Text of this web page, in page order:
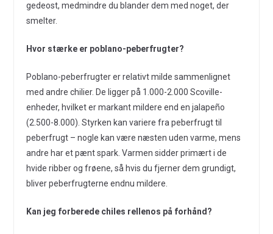
gedeost, medmindre du blander dem med noget, der
smelter.
Hvor stærke er poblano-peberfrugter?
Poblano-peberfrugter er relativt milde sammenlignet
med andre chilier. De ligger på 1.000-2.000 Scoville-
enheder, hvilket er markant mildere end en jalapeño
(2.500-8.000). Styrken kan variere fra peberfrugt til
peberfrugt – nogle kan være næsten uden varme, mens
andre har et pænt spark. Varmen sidder primært i de
hvide ribber og frøene, så hvis du fjerner dem grundigt,
bliver peberfrugterne endnu mildere.
Kan jeg forberede chiles rellenos på forhånd?